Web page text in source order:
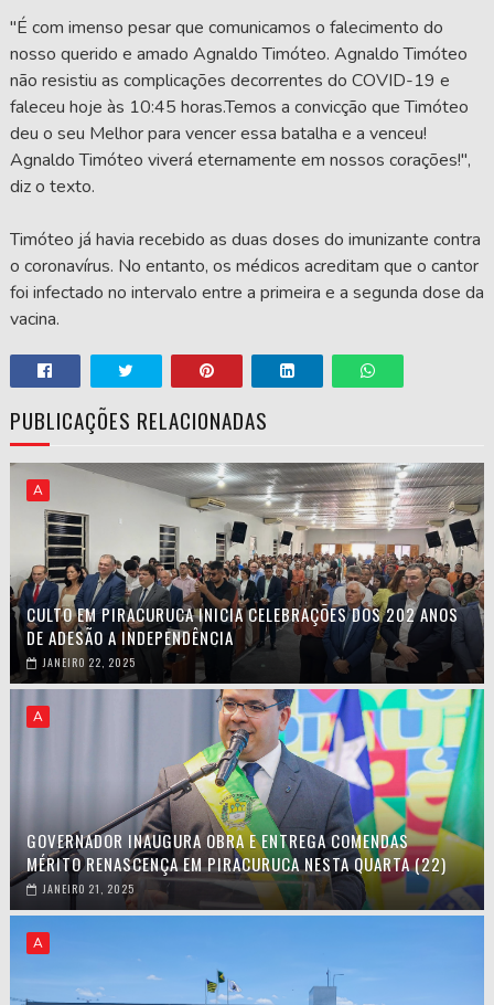
"É com imenso pesar que comunicamos o falecimento do
nosso querido e amado Agnaldo Timóteo. Agnaldo Timóteo
não resistiu as complicações decorrentes do COVID-19 e
faleceu hoje às 10:45 horas.Temos a convicção que Timóteo
deu o seu Melhor para vencer essa batalha e a venceu!
Agnaldo Timóteo viverá eternamente em nossos corações!",
diz o texto.
Timóteo já havia recebido as duas doses do imunizante contra
o coronavírus. No entanto, os médicos acreditam que o cantor
foi infectado no intervalo entre a primeira e a segunda dose da
vacina.
PUBLICAÇÕES RELACIONADAS
A
CULTO EM PIRACURUCA INICIA CELEBRAÇÕES DOS 202 ANOS
DE ADESÃO A INDEPENDÊNCIA
JANEIRO 22, 2025
A
GOVERNADOR INAUGURA OBRA E ENTREGA COMENDAS
MÉRITO RENASCENÇA EM PIRACURUCA NESTA QUARTA (22)
JANEIRO 21, 2025
A